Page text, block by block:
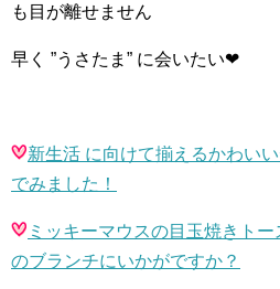
も目が離せません
早く ”うさたま” に会いたい❤︎
新生活 に向けて揃えるかわい
でみました！
ミッキーマウスの目玉焼きト
のブランチにいかがですか？